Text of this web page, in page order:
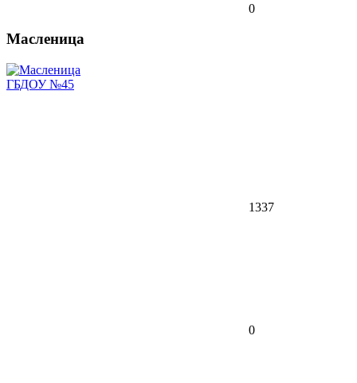
0
Масленица
ГБДОУ №45
1337
0